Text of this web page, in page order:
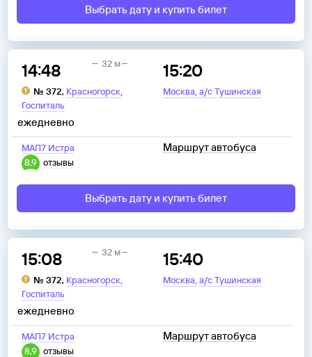
Выбрать дату и купить билет
14:48
№ 372, Красногорск,
Госпиталь
15:20
Москва,а/с Тушинская
32 м
МАП7 Истра
8,9
отзывы
ежедневно
Маршрут автобуса
Выбрать дату и купить билет
15:08
№ 372, Красногорск,
Госпиталь
15:40
Москва,а/с Тушинская
32 м
МАП7 Истра
8,9
отзывы
ежедневно
Маршрут автобуса